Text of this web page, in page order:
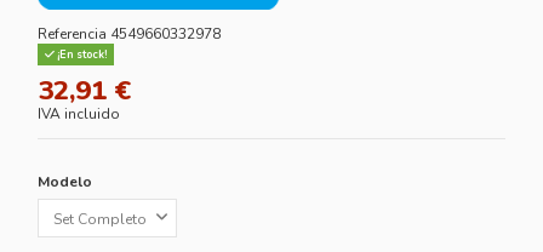
Referencia 4549660332978
¡En stock!
32,91 €
IVA incluido
Modelo